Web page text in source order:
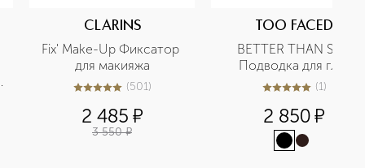
CLARINS
Fix' Make-Up Фиксатор
для макияжа
5из 5501 (501)
2 485 ¤
3 550 ¤
TOO FACED
BETTER THAN SEX
Подводка для глаз
5из 51 (1)
2 850¤